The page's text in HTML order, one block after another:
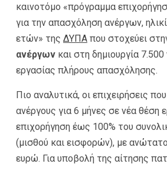
καινοτόμο «πρόγραμμα
για την απασχόληση ανέργων,
ετών» της ΔΥΠΑ που στοχεύει
ανέργων και στη δημιουργία
εργασίας πλήρους απασχόλησης.
Πιο αναλυτικά, οι επιχειρήσεις
ανέργους για 6 μήνες σε νέα θέση
επιχορήγηση έως 100% του
(μισθού και εισφορών), με
ευρώ. Για υποβολή της αίτησης